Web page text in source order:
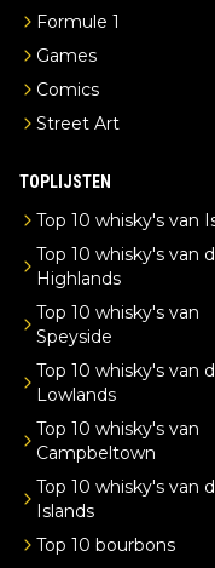
Formule 1
Games
Comics
Street Art
TOPLIJSTEN
Top 10 whisky's van
Top 10 whisky's van
Highlands
Top 10 whisky's van
Speyside
Top 10 whisky's van
Lowlands
Top 10 whisky's van
Campbeltown
Top 10 whisky's van
Islands
Top 10 bourbons